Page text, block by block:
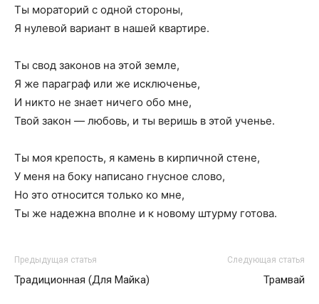
Ты мораторий с одной стороны,
Я нулевой вариант в нашей квартире.
Ты свод законов на этой земле,
Я же параграф или же исключенье,
И никто не знает ничего обо мне,
Твой закон — любовь, и ты веришь в этой ученье.
Ты моя крепость, я камень в кирпичной стене,
У меня на боку написано гнусное слово,
Но это относится только ко мне,
Ты же надежна вполне и к новому штурму готова.
Предыдущая статья
Традиционная (Для Майка)
Следующая статья
Трамвай